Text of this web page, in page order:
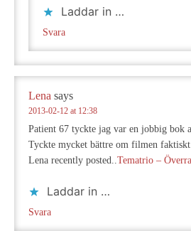
Laddar in …
Svara
Lena says
2013-02-12 at 12:38
Patient 67 tyckte jag var en jobbig bok
Tyckte mycket bättre om filmen
Lena recently posted..Tematrio –
Laddar in …
Svara